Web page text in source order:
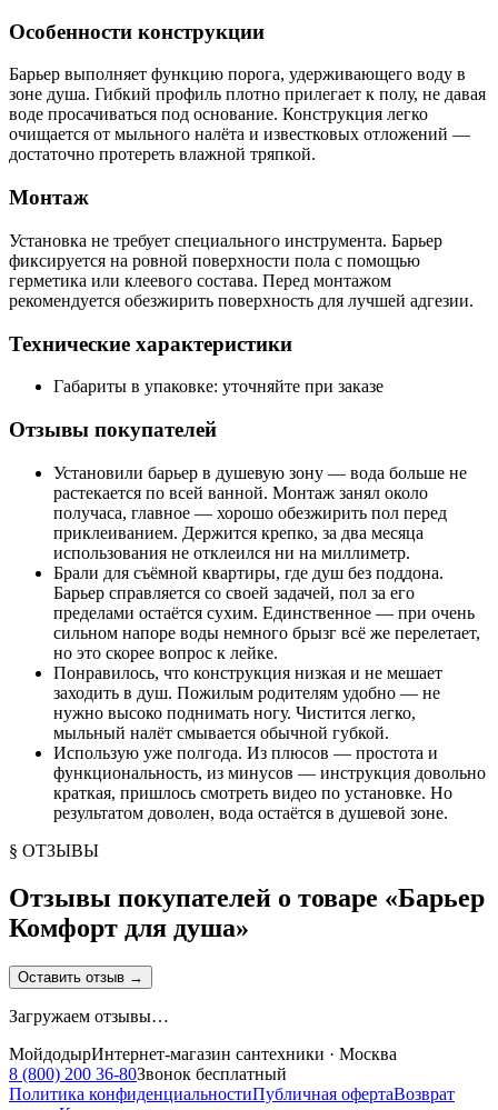
Особенности конструкции
Барьер выполняет функцию порога, удерживающего воду в
зоне душа. Гибкий профиль плотно прилегает к полу, не давая
воде просачиваться под основание. Конструкция легко
очищается от мыльного налёта и известковых отложений —
достаточно протереть влажной тряпкой.
Монтаж
Установка не требует специального инструмента. Барьер
фиксируется на ровной поверхности пола с помощью
герметика или клеевого состава. Перед монтажом
рекомендуется обезжирить поверхность для лучшей адгезии.
Технические характеристики
Габариты в упаковке: уточняйте при заказе
Отзывы покупателей
Установили барьер в душевую зону — вода больше не
растекается по всей ванной. Монтаж занял около
получаса, главное — хорошо обезжирить пол перед
приклеиванием. Держится крепко, за два месяца
использования не отклеился ни на миллиметр.
Брали для съёмной квартиры, где душ без поддона.
Барьер справляется со своей задачей, пол за его
пределами остаётся сухим. Единственное — при очень
сильном напоре воды немного брызг всё же перелетает,
но это скорее вопрос к лейке.
Понравилось, что конструкция низкая и не мешает
заходить в душ. Пожилым родителям удобно — не
нужно высоко поднимать ногу. Чистится легко,
мыльный налёт смывается обычной губкой.
Использую уже полгода. Из плюсов — простота и
функциональность, из минусов — инструкция довольно
краткая, пришлось смотреть видео по установке. Но
результатом доволен, вода остаётся в душевой зоне.
§ ОТЗЫВЫ
Отзывы покупателей о товаре «Барьер
Комфорт для душа»
Оставить отзыв →
Загружаем отзывы…
МойдодырИнтернет-магазин сантехники · Москва
8 (800) 200 36-80Звонок бесплатный
Политика конфиденциальностиПубличная офертаВозврат